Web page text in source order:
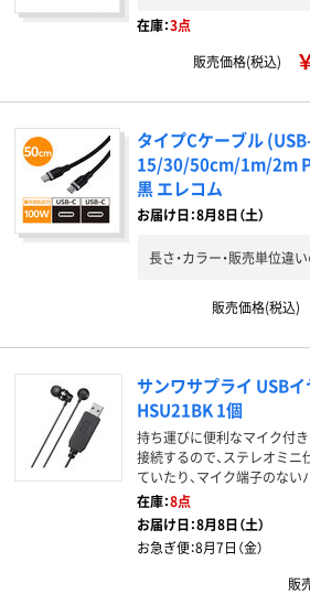
在庫：3点
販売価格(税込)
タイプCケーブル
15/30/50cm/1m/2m
黒 エレコム
お届け日：8月8日（土）
長さ・カラー・販売単位違
販売価格(税込)
サンワサプライ USB
HSU21BK 1個
持ち運びに便利なマイク付
接続するので、ステレオミ
ていたり、マイク端子のない
在庫：8点
お届け日：8月8日（土）
お急ぎ便：8月7日（金）
販